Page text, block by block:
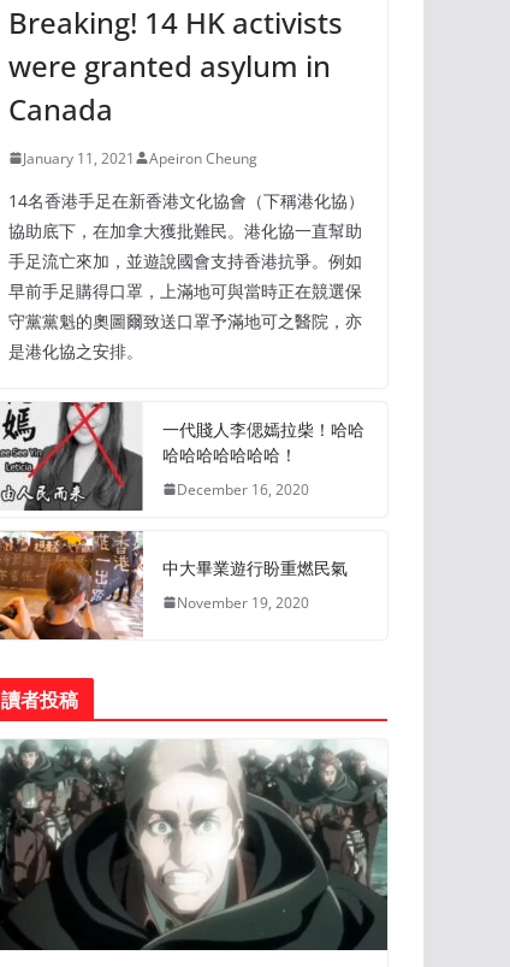
Breaking! 14 HK activists
were granted asylum in
Canada
January 11, 2021 Apeiron Cheung
14名香港手足在新香港文化協會（下稱港化協）
協助底下，在加拿大獲批難民。港化協一直幫助
手足流亡來加，並遊說國會支持香港抗爭。例如
早前手足購得口罩，上滿地可與當時正在競選保
守黨黨魁的奧圖爾致送口罩予滿地可之醫院，亦
是港化協之安排。
一代賤人李偲嫣拉柴！哈哈
哈哈哈哈哈哈哈！
December 16, 2020
中大畢業遊行盼重燃民氣
November 19, 2020
讀者投稿